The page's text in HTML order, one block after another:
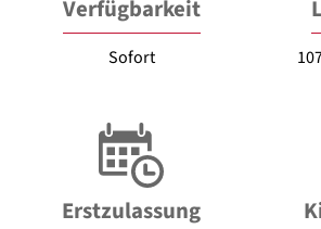
Verfügbarkeit
Sofort
Erstzulassung